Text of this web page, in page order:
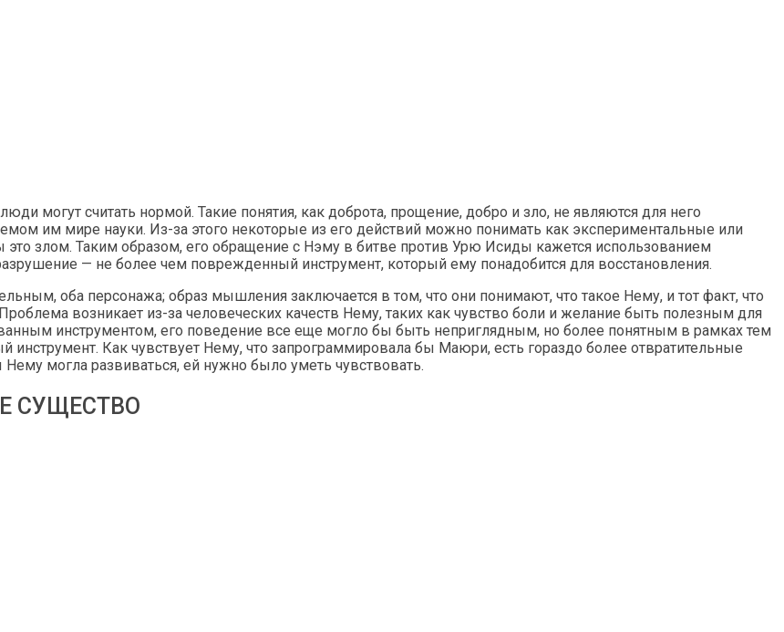
могут считать нормой. Такие понятия, как доброта, прощение, добро и зло, не являются для него
им мире науки. Из-за этого некоторые из его действий можно понимать как экспериментальные или
это злом. Таким образом, его обращение с Нэму в битве против Урю Исиды кажется использованием
— не более чем поврежденный инструмент, который ему понадобится для восстановления.
оба персонажа; образ мышления заключается в том, что они понимают, что такое Нему, и тот факт, что
возникает из-за человеческих качеств Нему, таких как чувство боли и желание быть полезным для
инструментом, его поведение все еще могло бы быть неприглядным, но более понятным в рамках тем
Как чувствует Нему, что запрограммировала бы Маюри, есть гораздо более отвратительные
могла развиваться, ей нужно было уметь чувствовать.
СУЩЕСТВО